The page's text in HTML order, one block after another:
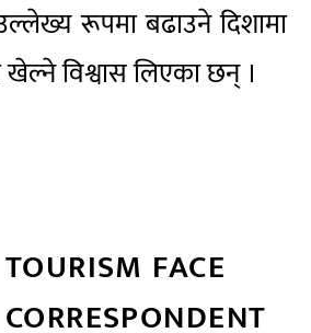
रूपमा बढाउने दिशामा
विश्वास लिएका छन् ।
TOURISM FACE
CORRESPONDENT